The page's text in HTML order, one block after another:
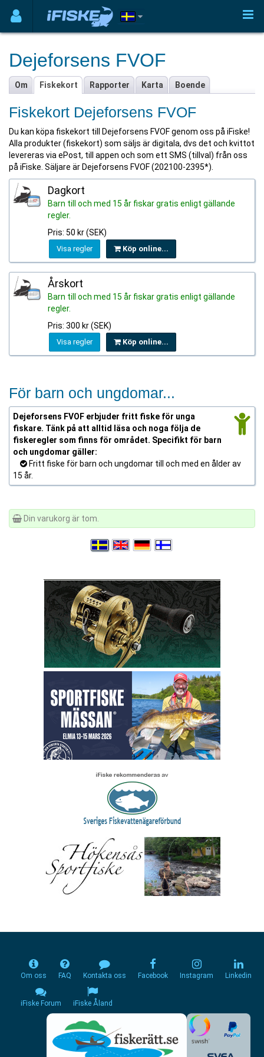
Dejeforsens FVOF
Om Fiskekort Rapporter Karta Boende
Fiskekort Dejeforsens FVOF
Du kan köpa fiskekort till Dejeforsens FVOF genom oss på iFiske!
Alla produkter (fiskekort) som säljs är digitala, dvs det och kvittot
levereras via ePost, till appen och som ett SMS (tillval) från oss
på iFiske. Säljare är Dejeforsens FVOF (202100-2395*).
Dagkort
Barn till och med 15 år fiskar gratis enligt gällande
regler.
Pris: 50 kr (SEK)
Visa regler Köp online...
Årskort
Barn till och med 15 år fiskar gratis enligt gällande
regler.
Pris: 300 kr (SEK)
Visa regler Köp online...
För barn och ungdomar...
Dejeforsens FVOF erbjuder fritt fiske för unga
fiskare. Tänk på att alltid läsa och noga följa de
fiskeregler som finns för området. Specifikt för barn
och ungdomar gäller:
Fritt fiske för barn och ungdomar till och med en ålder av
15 år.
Din varukorg är tom.
Om oss FAQ Kontakta oss Facebook Instagram Linkedin
iFiske Forum iFiske Åland